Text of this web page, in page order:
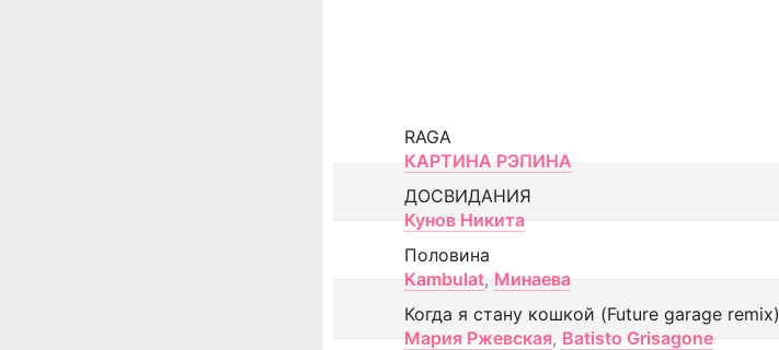
RAGA
КАРТИНА РЭПИНА
ДОСВИДАНИЯ
Кунов Никита
Половина
Kambulat, Минаева
Когда я стану кошкой (Future garage remix)
Мария Ржевская, Batisto Grisagone